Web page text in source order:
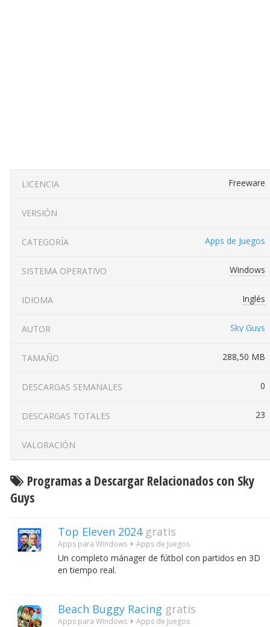
LICENCIA Freeware
VERSIÓN
CATEGORÍA Apps de Juegos
SISTEMA OPERATIVO Windows
IDIOMA Inglés
AUTOR Sky Guys
TAMAÑO 288,50 MB
DESCARGAS SEMANALES 0
DESCARGAS TOTALES 23
VALORACIÓN
Programas a Descargar Relacionados con Sky
Guys
Top Eleven 2024 gratis
Apps para Windows Apps de Juegos
Un completo mánager de fútbol con partidos en 3D
en tiempo real.
Beach Buggy Racing gratis
Apps para Windows Apps de Juegos